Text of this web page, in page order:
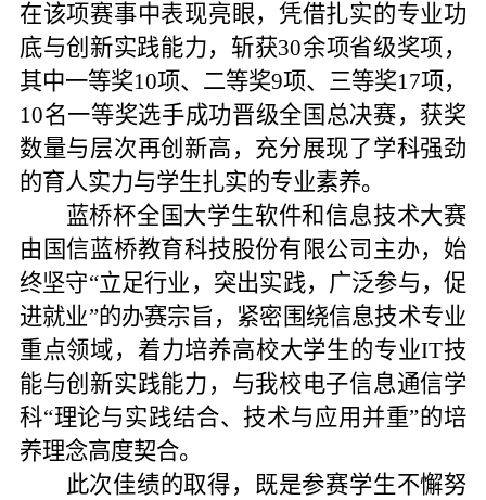
在该项赛事中表现亮眼，凭借扎实的专业功
底与创新实践能力，斩获30余项省级奖项，
其中一等奖10项、二等奖9项、三等奖17项，
10名一等奖选手成功晋级全国总决赛，获奖
数量与层次再创新高，充分展现了学科强劲
的育人实力与学生扎实的专业素养。
蓝桥杯全国大学生软件和信息技术大赛
由国信蓝桥教育科技股份有限公司 主办，始
终坚守“立足行业，突出实践，广泛参与，促
进就业”的办赛宗旨，紧密围绕信息技术专业
重点领域，着力培养高校大学生的专业IT技
能与创新实践能力，与我校电子信息通信学
科“理论与实践结合、技术与应用并重”的培
养理念高度契合。
此次佳绩的取得，既是参赛学生不懈努